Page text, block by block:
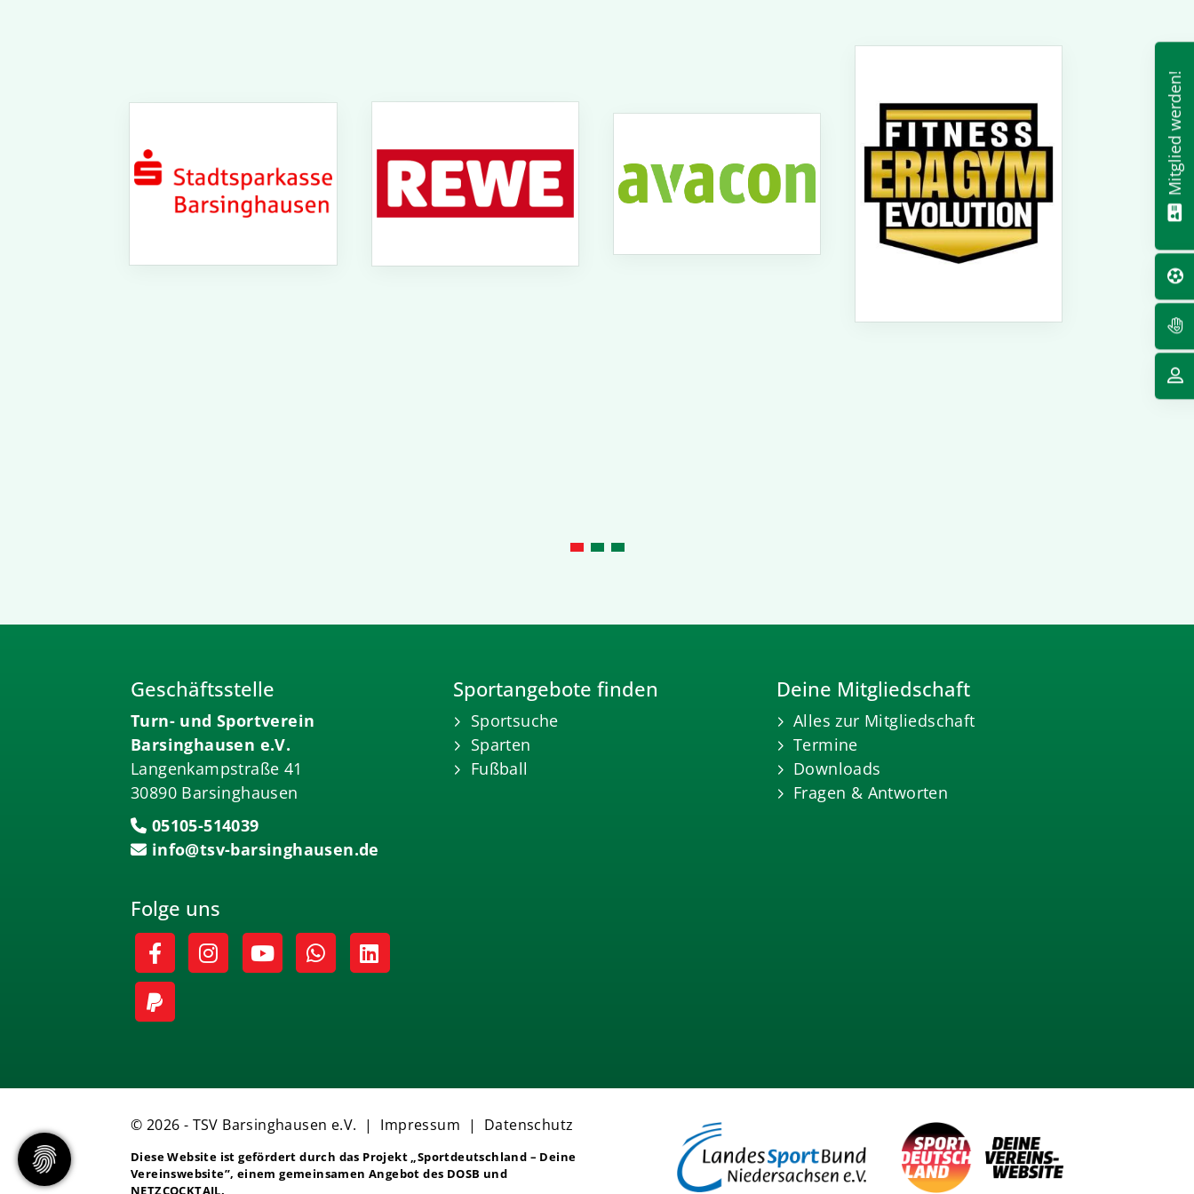
Geschäftsstelle
Turn- und Sportverein
Barsinghausen e.V.
Langenkampstraße 41
30890 Barsinghausen
05105-514039
info@tsv-barsinghausen.de
Sportangebote finden
Sportsuche
Sparten
Fußball
Deine Mitgliedschaft
Alles zur Mitgliedschaft
Termine
Downloads
Fragen & Antworten
Folge uns
© 2026 - TSV Barsinghausen e.V. | Impressum | Datenschutz
Diese Website ist gefördert durch das Projekt „Sportdeutschland – Deine
Vereinswebsite”, einem gemeinsamen Angebot des DOSB und
NETZCOCKTAIL.
Mitglied werden!